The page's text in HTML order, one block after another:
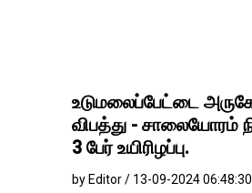
உடுமலைப்பேட்டை
விபத்து - சாலையோரம்
3 பேர் உயிரிழப்பு.
by Editor / 13-09-2024